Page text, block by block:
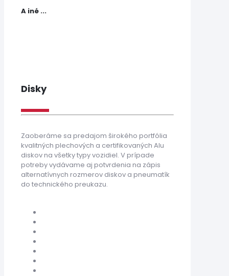
A iné ...
Disky
Zaoberáme sa predajom širokého portfólia
kvalitných plechových a certifikovaných Alu
diskov na všetky typy vozidiel. V prípade
potreby vydávame aj potvrdenia na zápis
alternatívnych rozmerov diskov a pneumatík
do technického preukazu.